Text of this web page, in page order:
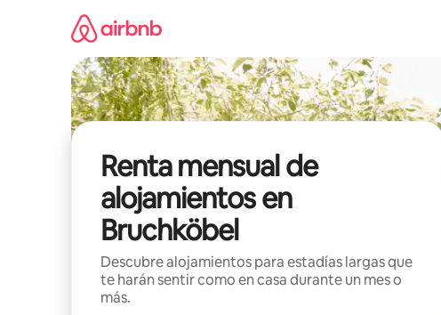
Renta mensual de
alojamientos en
Bruchköbel
Descubre alojamientos para estadías largas que
te harán sentir como en casa durante un mes o
más.